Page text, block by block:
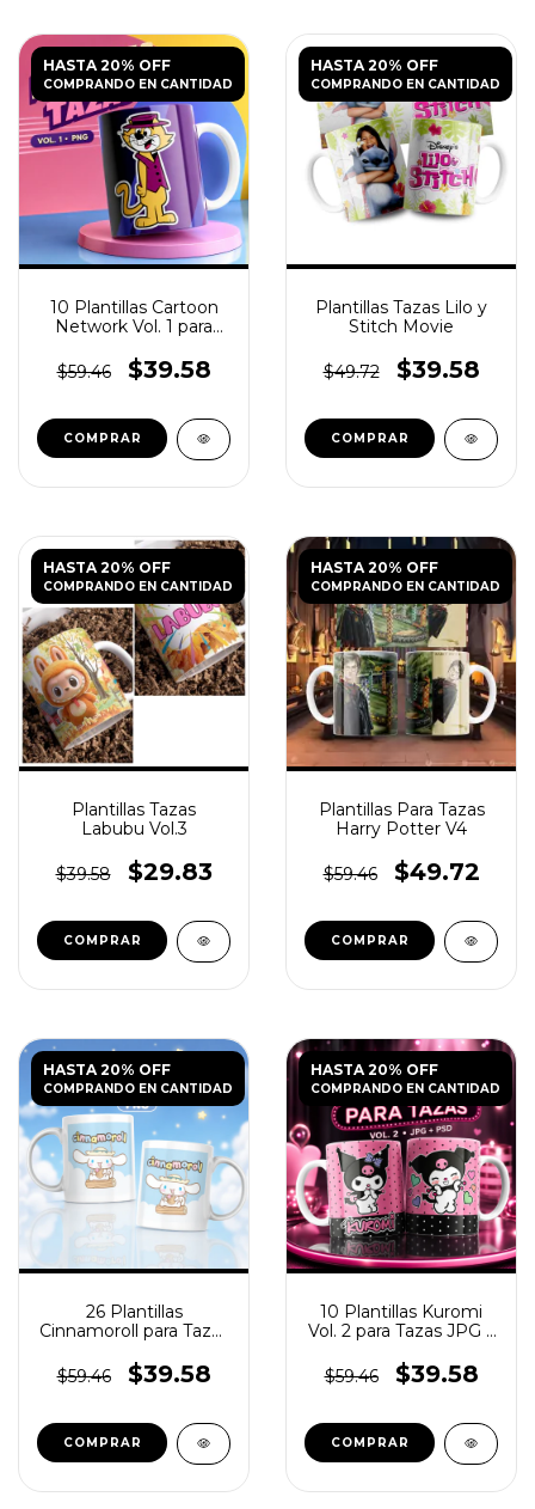
HASTA 20% OFF
COMPRANDO EN CANTIDAD
10 Plantillas Cartoon
Network Vol. 1 para
$59.46
$39.58
HASTA 20% OFF
COMPRANDO EN CANTIDAD
Plantillas Tazas Lilo y
Stitch Movie
$49.72 $39.58
HASTA 20% OFF
COMPRANDO EN CANTIDAD
Plantillas Tazas
Labubu Vol.3
$39.58 $29.83
HASTA 20% OFF
COMPRANDO EN CANTIDAD
Plantillas Para Tazas
Harry Potter V4
$59.46 $49.72
HASTA 20% OFF
COMPRANDO EN CANTIDAD
26 Plantillas
Cinnamoroll para Tazas
$59.46
$39.58
HASTA 20% OFF
COMPRANDO EN CANTIDAD
10 Plantillas Kuromi
Vol. 2 para Tazas JPG y
$59.46
$39.58